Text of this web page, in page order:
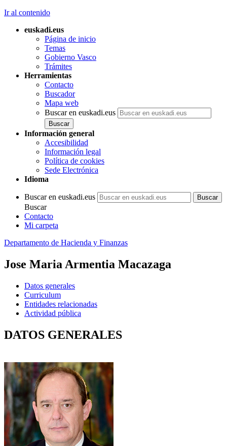
Ir al contenido
euskadi.eus
Página de inicio
Temas
Gobierno Vasco
Trámites
Herramientas
Contacto
Buscador
Mapa web
Buscar en euskadi.eus
Información general
Accesibilidad
Información legal
Política de cookies
Sede Electrónica
Idioma
Buscar en euskadi.eus
Buscar
Contacto
Mi carpeta
Departamento de Hacienda y Finanzas
Jose Maria Armentia Macazaga
Datos generales
Curriculum
Entidades relacionadas
Actividad pública
DATOS GENERALES